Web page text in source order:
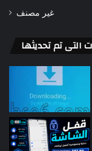
غير مصنف
التى تم تحديثها